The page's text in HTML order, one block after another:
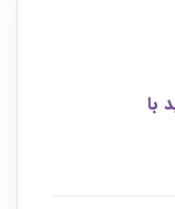
با